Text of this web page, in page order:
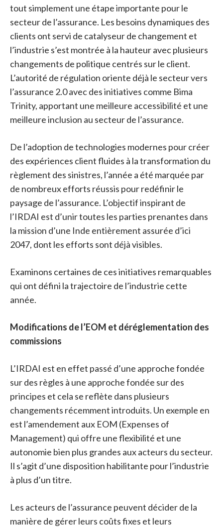
tout simplement une étape importante pour le
secteur de l’assurance. Les besoins dynamiques des
clients ont servi de catalyseur de changement et
l’industrie s’est montrée à la hauteur avec plusieurs
changements de politique centrés sur le client.
L’autorité de régulation oriente déjà le secteur vers
l’assurance 2.0 avec des initiatives comme Bima
Trinity, apportant une meilleure accessibilité et une
meilleure inclusion au secteur de l’assurance.
De l’adoption de technologies modernes pour créer
des expériences client fluides à la transformation du
règlement des sinistres, l’année a été marquée par
de nombreux efforts réussis pour redéfinir le
paysage de l’assurance. L’objectif inspirant de
l’IRDAI est d’unir toutes les parties prenantes dans
la mission d’une Inde entièrement assurée d’ici
2047, dont les efforts sont déjà visibles.
Examinons certaines de ces initiatives remarquables
qui ont défini la trajectoire de l’industrie cette
année.
Modifications de l’EOM et déréglementation des
commissions
L’IRDAI est en effet passé d’une approche fondée
sur des règles à une approche fondée sur des
principes et cela se reflète dans plusieurs
changements récemment introduits. Un exemple en
est l’amendement aux EOM (Expenses of
Management) qui offre une flexibilité et une
autonomie bien plus grandes aux acteurs du secteur.
Il s’agit d’une disposition habilitante pour l’industrie
à plus d’un titre.
Les acteurs de l’assurance peuvent décider de la
manière de gérer leurs coûts fixes et leurs